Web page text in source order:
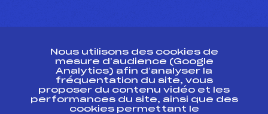
Ressources
Pass’Neige
Nous utilisons des cookies de
mesure d’audience (Google
Analytics) afin d’analyser la
fréquentation du site, vous
proposer du contenu vidéo et les
performances du site, ainsi que des
cookies permettant le